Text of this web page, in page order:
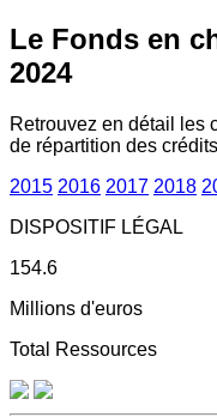
Le Fonds en
2024
Retrouvez en détail les
de répartition des crédits
2015 2016 2017 2018
DISPOSITIF LÉGAL
154.6
Millions d'euros
Total Ressources